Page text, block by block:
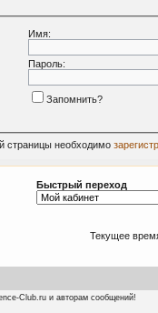
Имя:
Пароль:
Запомнить?
страницы необходимо
Быстрый переход
Текущее
Club.ru и авторам сообщений!